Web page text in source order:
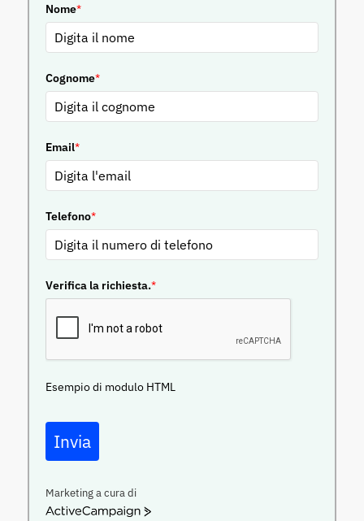
Nome*
Cognome*
Email*
Telefono*
Verifica la richiesta.*
Esempio di modulo HTML
Invia
Marketing a cura di
ActiveCampaign